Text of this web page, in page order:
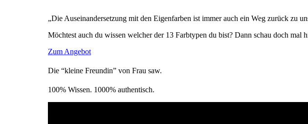
„Die Auseinandersetzung mit den Eigenfarben ist immer auch ein Weg zurück zu
Möchtest auch du wissen welcher der 13 Farbtypen du bist? Dann schau doch mal
Zum Angebot
Die “kleine Freundin” von Frau saw.
100% Wissen. 1000% authentisch.